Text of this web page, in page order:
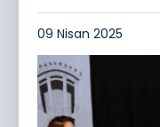
09 Nisan 2025